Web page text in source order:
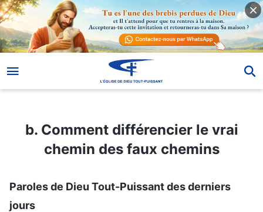
b. Comment différencier le vrai
chemin des faux chemins
Paroles de Dieu Tout-Puissant des derniers
jours